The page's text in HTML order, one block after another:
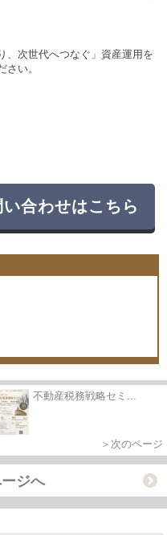
、次世代へつなぐ」資産運用を
い。
合わせはこちら
不動産税務戦略セミ...
＞次のページ
ジへ